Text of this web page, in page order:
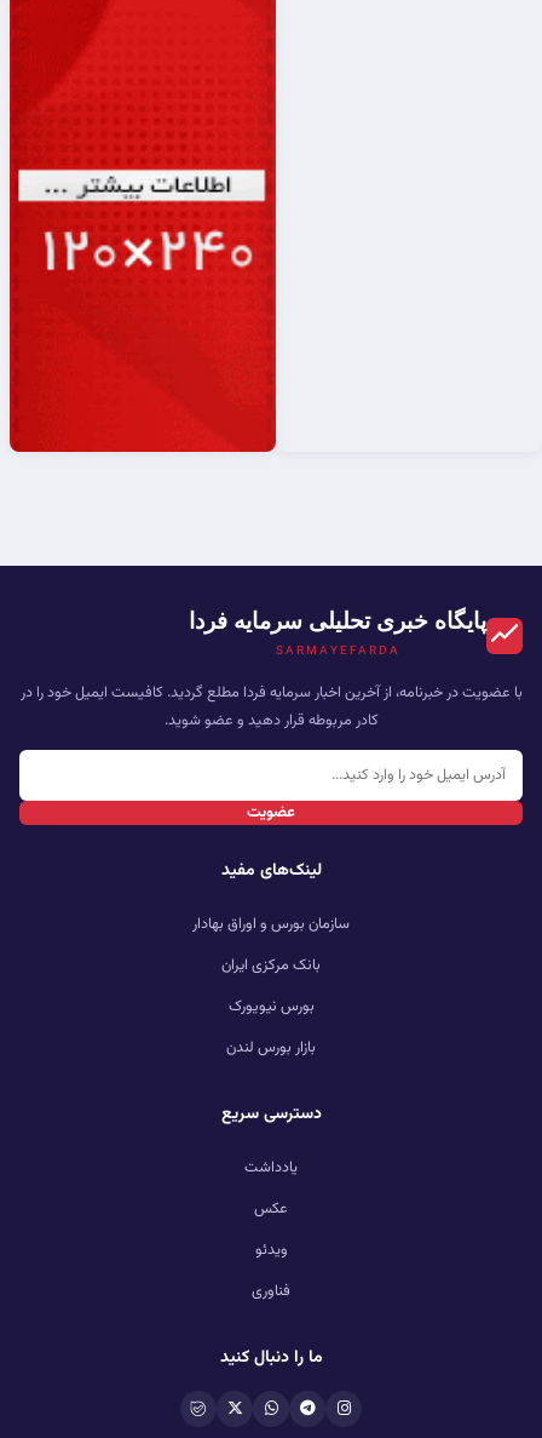
پایگاه خبری تحلیلی سرمایه فردا
SARMAYEFARDA
با عضویت در خبرنامه، از آخرین اخبار سرمایه فردا مطلع گردید. کافیست ایمیل خود را در
کادر مربوطه قرار دهید و عضو شوید.
عضویت
لینک‌های مفید
سازمان بورس و اوراق بهادار
بانک مرکزی ایران
بورس نیویورک
بازار بورس لندن
دسترسی سریع
یادداشت
عکس
ویدئو
فناوری
ما را دنبال کنید